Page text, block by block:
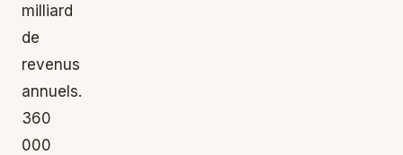
milliard
de
revenus
annuels.
360
000